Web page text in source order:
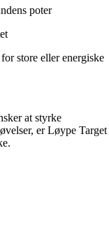
poter
store eller energiske
at styrke
er Løype Target